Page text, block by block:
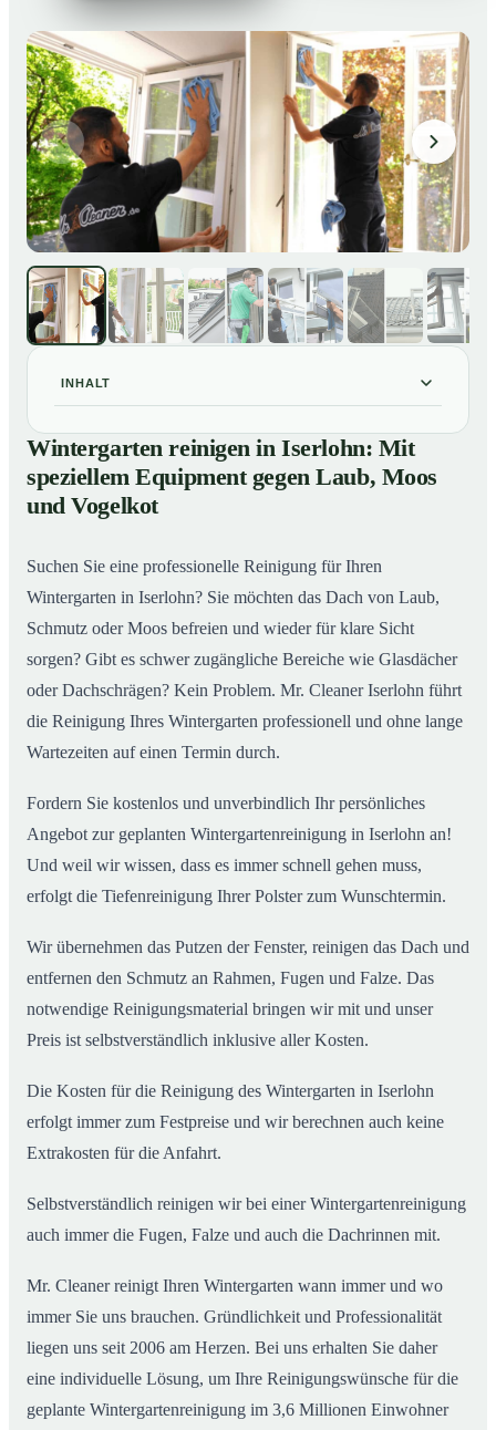
INHALT
Wintergarten reinigen in Iserlohn: Mit speziellem
Equipment gegen Laub, Moos und Vogelkot
02 So läuft eine professionelle Reinigung eines
Wintergarten in Iserlohn ab
Wintergarten reinigen in Iserlohn: Mit
speziellem Equipment gegen Laub, Moos
und Vogelkot
Suchen Sie eine professionelle Reinigung für Ihren
Wintergarten in Iserlohn? Sie möchten das Dach von Laub,
Schmutz oder Moos befreien und wieder für klare Sicht
sorgen? Gibt es schwer zugängliche Bereiche wie Glasdächer
oder Dachschrägen? Kein Problem. Mr. Cleaner Iserlohn führt
die Reinigung Ihres Wintergarten professionell und ohne lange
Wartezeiten auf einen Termin durch.
Fordern Sie kostenlos und unverbindlich Ihr persönliches
Angebot zur geplanten Wintergartenreinigung in Iserlohn an!
Und weil wir wissen, dass es immer schnell gehen muss,
erfolgt die Tiefenreinigung Ihrer Polster zum Wunschtermin.
Wir übernehmen das Putzen der Fenster, reinigen das Dach und
entfernen den Schmutz an Rahmen, Fugen und Falze. Das
notwendige Reinigungsmaterial bringen wir mit und unser
Preis ist selbstverständlich inklusive aller Kosten.
Die Kosten für die Reinigung des Wintergarten in Iserlohn
erfolgt immer zum Festpreise und wir berechnen auch keine
Extrakosten für die Anfahrt.
Selbstverständlich reinigen wir bei einer Wintergartenreinigung
auch immer die Fugen, Falze und auch die Dachrinnen mit.
Mr. Cleaner reinigt Ihren Wintergarten wann immer und wo
immer Sie uns brauchen. Gründlichkeit und Professionalität
liegen uns seit 2006 am Herzen. Bei uns erhalten Sie daher
eine individuelle Lösung, um Ihre Reinigungswünsche für die
geplante Wintergartenreinigung im 3,6 Millionen Einwohner